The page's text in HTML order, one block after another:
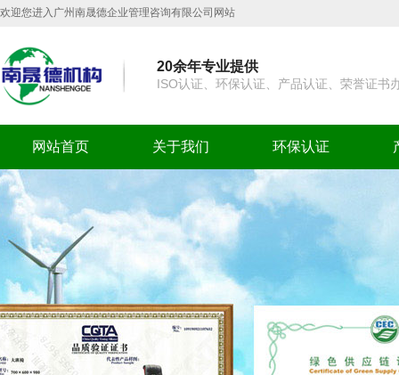
欢迎您进入广州南晟德企业管理咨询有限公司网站
20余年专业提供
ISO认证、环保认证、产品认证、荣誉证书
网站首页 关于我们 环保认证